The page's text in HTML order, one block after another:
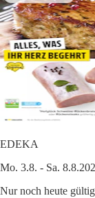
EDEKA
Mo. 3.8. - Sa.
Nur noch heute gültig